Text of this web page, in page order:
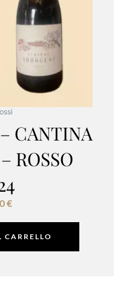
CANTINA
ROSSO
€